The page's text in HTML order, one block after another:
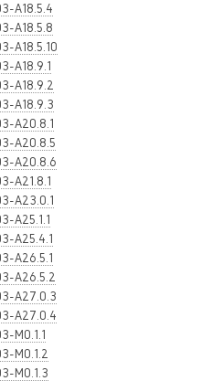
A18.5.4
A18.5.8
A18.5.10
A18.9.1
A18.9.2
A18.9.3
A20.8.1
A20.8.5
A20.8.6
A21.8.1
A23.0.1
A25.1.1
A25.4.1
A26.5.1
A26.5.2
A27.0.3
A27.0.4
M0.1.1
M0.1.2
M0.1.3